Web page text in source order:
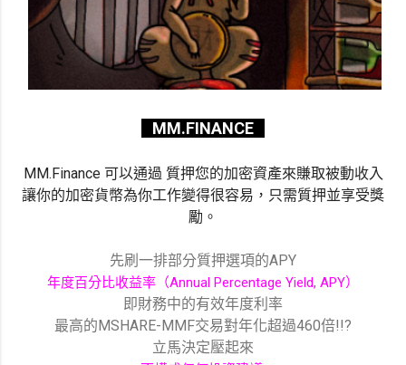
MM.FINANCE
MM.Finance 可以通過 質押您的加密資產來賺取被動收入
讓你的加密貨幣為你工作變得很容易，只需質押並享受獎
勵。
先刷一排部分質押選項的APY
年度百分比收益率（Annual Percentage Yield, APY）
即財務中的有效年度利率
最高的MSHARE-MMF交易對年化超過460倍!!?
立馬決定壓起來